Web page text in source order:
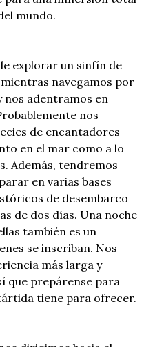
mundo.
explorar un sinfín de
navegamos por
nos adentramos en
nos
de encantadores
en el mar como a lo
Además, tendremos
en varias bases
de desembarco
de dos días. Una noche
también es un
se inscriban. Nos
más larga y
que prepárense para
tiene para ofrecer.